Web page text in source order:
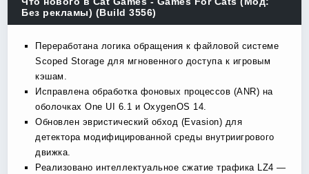
Без рекламы) (Build 3556)
Переработана логика обращения к файловой системе
Scoped Storage для мгновенного доступа к игровым
кэшам.
Исправлена обработка фоновых процессов (ANR) на
оболочках One UI 6.1 и OxygenOS 14.
Обновлен эвристический обход (Evasion) для
детектора модифицированной среды внутриигрового
движка.
Реализовано интеллектуальное сжатие трафика LZ4 —